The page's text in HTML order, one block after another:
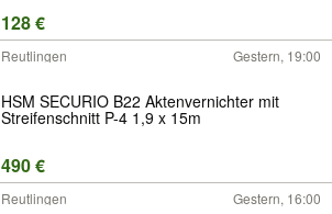
128 €
Reutlingen Gestern, 19:00
HSM SECURIO B22 Aktenvernichter mit
Streifenschnitt P-4 1,9 x 15m
490 €
Reutlingen Gestern, 16:00